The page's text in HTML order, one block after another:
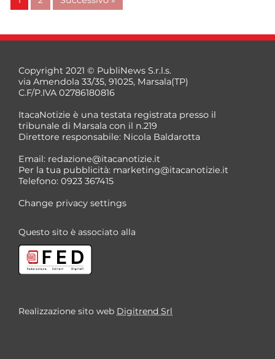
Copyright 2021 © PubliNews S.r.l.s.
via Amendola 33/35, 91025, Marsala(TP)
C.F/P.IVA 02786180816
ItacaNotizie è una testata registrata presso il
tribunale di Marsala con il n.219
Direttore responsabile: Nicola Baldarotta
Email: redazione@itacanotizie.it
Per la tua pubblicità: marketing@itacanotizie.it
Telefono: 0923 367415
Change privacy settings
Questo sito è associato alla
Realizzazione sito web Digitrend Srl